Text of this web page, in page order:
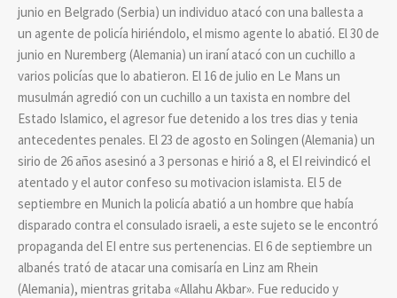
junio en Belgrado (Serbia) un individuo atacó con una ballesta a
un agente de policía hiriéndolo, el mismo agente lo abatió. El 30 de
junio en Nuremberg (Alemania) un iraní atacó con un cuchillo a
varios policías que lo abatieron. El 16 de julio en Le Mans un
musulmán agredió con un cuchillo a un taxista en nombre del
Estado Islamico, el agresor fue detenido a los tres dias y tenia
antecedentes penales. El 23 de agosto en Solingen (Alemania) un
sirio de 26 años asesinó a 3 personas e hirió a 8, el EI reivindicó el
atentado y el autor confeso su motivacion islamista. El 5 de
septiembre en Munich la policía abatió a un hombre que había
disparado contra el consulado israeli, a este sujeto se le encontró
propaganda del EI entre sus pertenencias. El 6 de septiembre un
albanés trató de atacar una comisaría en Linz am Rhein
(Alemania), mientras gritaba «Allahu Akbar». Fue reducido y